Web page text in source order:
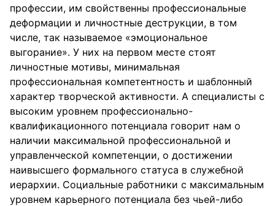
профессии, им свойственны профессиональные
деформации и личностные деструкции, в том
числе, так называемое «эмоциональное
выгорание». У них на первом месте стоят
личностные мотивы, минимальная
профессиональная компетентность и шаблонный
характер творческой активности. А специалисты с
высоким уровнем профессионально-
квалификационного потенциала говорит нам о
наличии максимальной профессиональной и
управленческой компетенции, о достижении
наивысшего формального статуса в служебной
иерархии. Социальные работники с максимальным
уровнем карьерного потенциала без чьей-либо